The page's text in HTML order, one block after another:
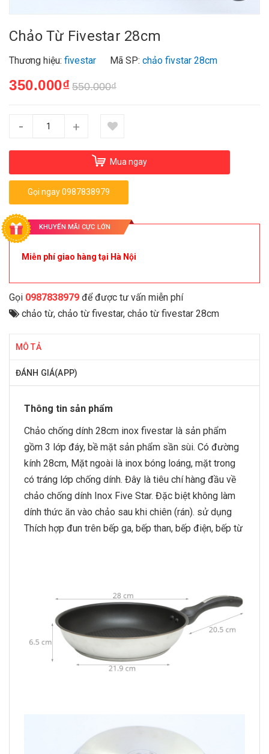
Chảo Từ Fivestar 28cm
Thương hiệu: fivestar Mã SP: chảo fivstar 28cm
350.000₫ 550.000₫
- +
Mua ngay
Gọi ngay 0987838979
KHUYẾN MÃI CỰC LỚN
Miễn phí giao hàng tại Hà Nội
Gọi 0987838979 để được tư vấn miễn phí
chảo từ, chảo từ fivestar, chảo từ fivestar 28cm
MÔ TẢ
ĐÁNH GIÁ(APP)
Thông tin sản phẩm
Chảo chống dính 28cm inox fivestar là sản phẩm
gồm 3 lớp đáy, bề mặt sản phẩm sần sùi. Có đường
kính 28cm, Mặt ngoài là inox bóng loáng, mặt trong
có tráng lớp chống dính. Đây là tiêu chí hàng đầu về
chảo chống dính Inox Five Star. Đặc biệt không làm
dính thức ăn vào chảo sau khi chiên (rán). sử dụng
Thích hợp đun trên bếp ga, bếp than, bếp điện, bếp từ